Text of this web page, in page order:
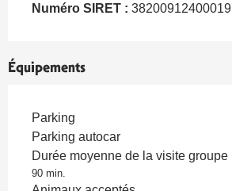
Numéro SIRET : 38200912400019
Équipements
Parking
Parking autocar
Durée moyenne de la visite groupe
90 min.